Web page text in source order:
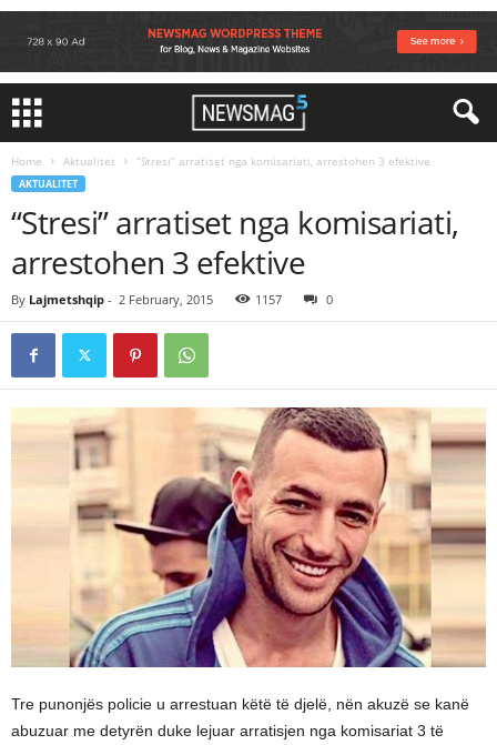
Home Aktualitet “Stresi” arratiset nga komisariati, arrestohen 3 efektive
AKTUALITET
“Stresi” arratiset nga komisariati,
arrestohen 3 efektive
By Lajmetshqip - 2 February, 2015 1157 0
Tre punonjës policie u arrestuan këtë të djelë, nën akuzë se kanë
abuzuar me detyrën duke lejuar arratisjen nga komisariat 3 të